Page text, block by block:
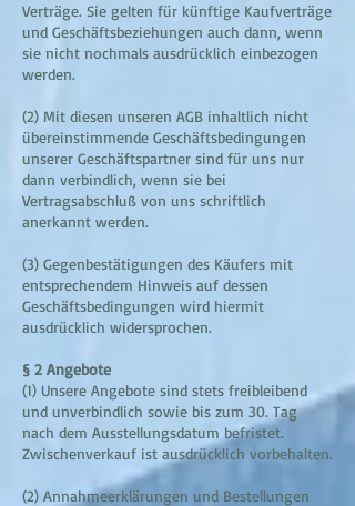
Verträge. Sie gelten für künftige Kaufverträge
und Geschäftsbeziehungen auch dann, wenn
sie nicht nochmals ausdrücklich einbezogen
werden.
(2) Mit diesen unseren AGB inhaltlich nicht
übereinstimmende Geschäftsbedingungen
unserer Geschäftspartner sind für uns nur
dann verbindlich, wenn sie bei
Vertragsabschluß von uns schriftlich
anerkannt werden.
(3) Gegenbestätigungen des Käufers mit
entsprechendem Hinweis auf dessen
Geschäftsbedingungen wird hiermit
ausdrücklich widersprochen.
§ 2 Angebote
(1) Unsere Angebote sind stets freibleibend
und unverbindlich sowie bis zum 30. Tag
nach dem Ausstellungsdatum befristet.
Zwischenverkauf ist ausdrücklich vorbehalten.
(2) Annahmeerklärungen und Bestellungen